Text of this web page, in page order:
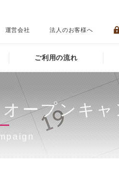
運営会社 法人のお客様へ
ご利用の流れ
ープンキ